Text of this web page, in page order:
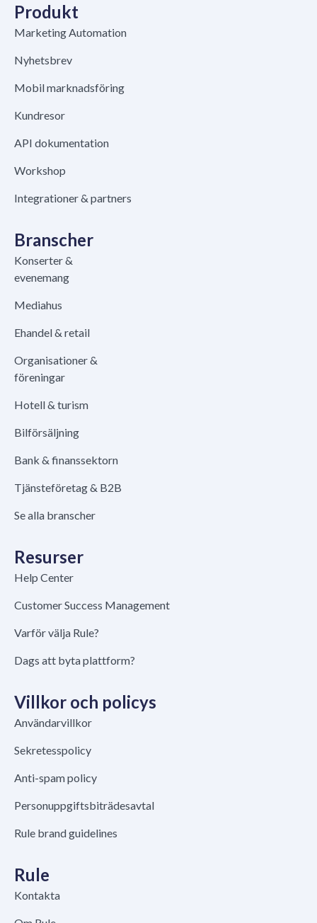
Produkt
Marketing Automation
Nyhetsbrev
Mobil marknadsföring
Kundresor
API dokumentation
Workshop
Integrationer & partners
Branscher
Konserter &
evenemang
Mediahus
Ehandel & retail
Organisationer &
föreningar
Hotell & turism
Bilförsäljning
Bank & finanssektorn
Tjänsteföretag & B2B
Se alla branscher
Resurser
Help Center
Customer Success Management
Varför välja Rule?
Dags att byta plattform?
Villkor och policys
Användarvillkor
Sekretesspolicy
Anti-spam policy
Personuppgiftsbiträdesavtal
Rule brand guidelines
Rule
Kontakta